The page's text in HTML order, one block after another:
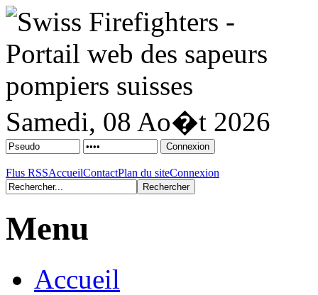
Samedi, 08 Ao�t 2026
Flus RSSAccueilContactPlan du siteConnexion
Menu
Accueil